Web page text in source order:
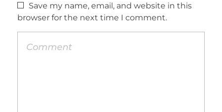
Save my name, email, and website in this
browser for the next time I comment.